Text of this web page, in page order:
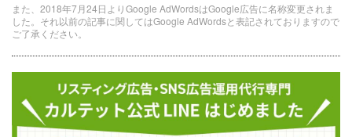
また、2018年7月24日よりGoogle AdWordsはGoogle広告に名称変更されま
した。それ以前の記事に関してはGoogle AdWordsと表記されておりますので
ご了承ください。